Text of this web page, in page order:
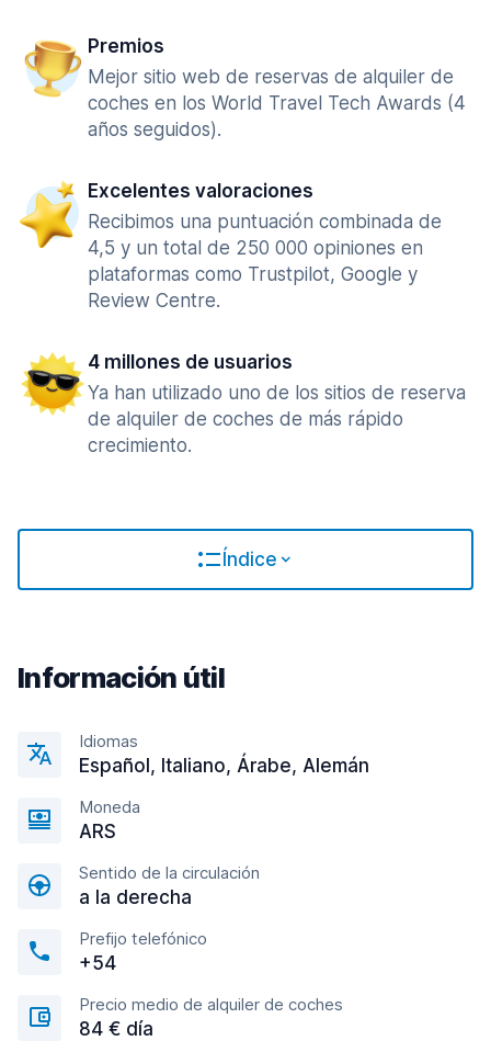
Premios
Mejor sitio web de reservas de alquiler de
coches en los World Travel Tech Awards (4
años seguidos).
Excelentes valoraciones
Recibimos una puntuación combinada de
4,5 y un total de 250 000 opiniones en
plataformas como Trustpilot, Google y
Review Centre.
4 millones de usuarios
Ya han utilizado uno de los sitios de reserva
de alquiler de coches de más rápido
crecimiento.
Índice
Información útil
Idiomas
Español, Italiano, Árabe, Alemán
Moneda
ARS
Sentido de la circulación
a la derecha
Prefijo telefónico
+54
Precio medio de alquiler de coches
84 € día